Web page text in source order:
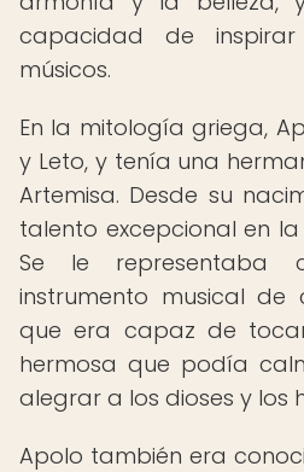
capacidad de
músicos.
En la mitología griega,
y Leto, y tenía una
Artemisa. Desde su
talento excepcional en
Se le representaba
instrumento musical
que era capaz de
hermosa que podía
alegrar a los dioses y los
Apolo también era